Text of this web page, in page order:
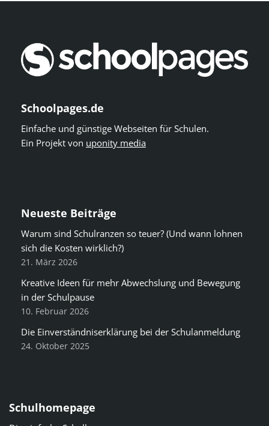
Schoolpages.de
Einfache und günstige Webseiten für Schulen.
Ein Projekt von uponity media
Neueste Beiträge
Warum sind Schulranzen so teuer? (Und wann lohnen
sich die Kosten wirklich?)
21. März 2026
Kreative Ideen für mehr Abwechslung und Bewegung
in der Schulpause
10. Februar 2026
Die Einverständniserklärung bei der Schulanmeldung
24. Oktober 2025
Schulhomepage